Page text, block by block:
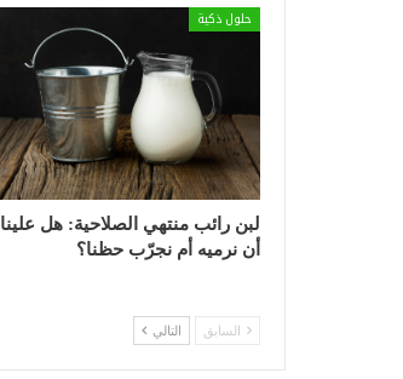
حلول ذكية
لبن رائب منتهي الصلاحية: هل علينا
أن نرميه أم نجرّب حظنا؟
السابق التالي